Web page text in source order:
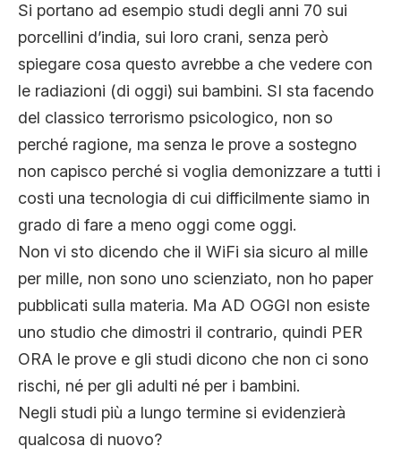
Si portano ad esempio studi degli anni 70 sui
porcellini d’india, sui loro crani, senza però
spiegare cosa questo avrebbe a che vedere con
le radiazioni (di oggi) sui bambini. SI sta facendo
del classico terrorismo psicologico, non so
perché ragione, ma senza le prove a sostegno
non capisco perché si voglia demonizzare a tutti i
costi una tecnologia di cui difficilmente siamo in
grado di fare a meno oggi come oggi.
Non vi sto dicendo che il WiFi sia sicuro al mille
per mille, non sono uno scienziato, non ho paper
pubblicati sulla materia. Ma AD OGGI non esiste
uno studio che dimostri il contrario, quindi PER
ORA le prove e gli studi dicono che non ci sono
rischi, né per gli adulti né per i bambini.
Negli studi più a lungo termine si evidenzierà
qualcosa di nuovo?